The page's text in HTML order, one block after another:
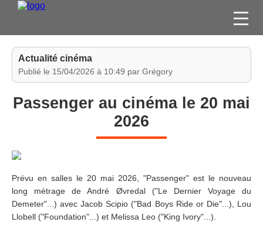
FILMS
JEUX VIDÉO
ESPACE
MEMBRE
Actualité cinéma
Publié le 15/04/2026 à 10:49 par Grégory
Passenger au cinéma le 20 mai
2026
Prévu en salles le 20 mai 2026, "Passenger" est le nouveau
long métrage de André Øvredal ("Le Dernier Voyage du
Demeter"...) avec Jacob Scipio ("Bad Boys Ride or Die"...), Lou
Llobell ("Foundation"...) et Melissa Leo ("King Ivory"...).